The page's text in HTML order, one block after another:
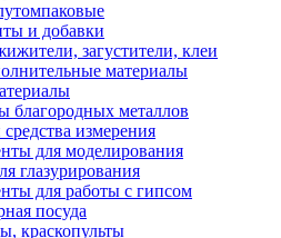
и добавки
загустители, клеи
материалы
благородных металлов
измерения
для моделирования
глазурирования
для работы с гипсом
посуда
краскопульты